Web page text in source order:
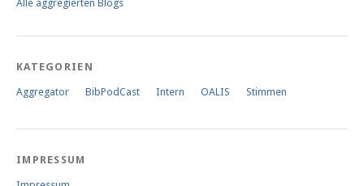
Alle aggregierten Blogs
KATEGORIEN
Aggregator BibPodCast Intern OALIS Stimmen
IMPRESSUM